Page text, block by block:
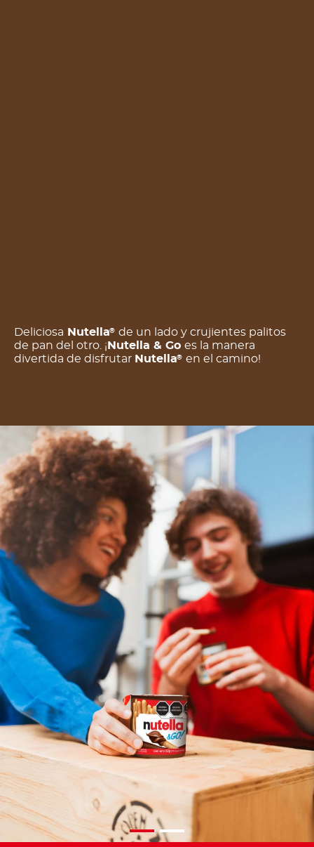
Deliciosa Nutella® de un lado y crujientes palitos
de pan del otro. ¡ Nutella & Go es la manera
divertida de disfrutar Nutella® en el camino!